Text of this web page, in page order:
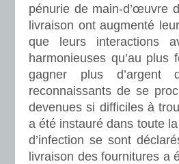
pénurie de main-d’œuvre
livraison ont augmenté
que leurs interactions
harmonieuses qu’au
gagner plus d’argent
reconnaissants de se
devenues si difficiles à
a été instauré dans toute
d’infection se sont
livraison des fournitures a